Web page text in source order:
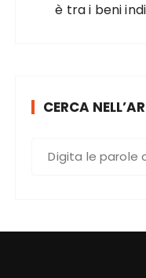
è tra i beni
CERCA